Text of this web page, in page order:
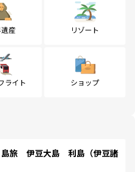
産 リゾート
ライト ショップ
旅 伊豆大島 利島（伊豆諸